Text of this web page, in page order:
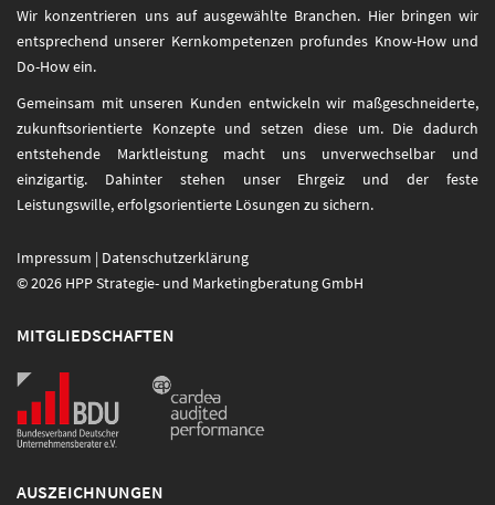
Wir konzentrieren uns auf ausgewählte Branchen. Hier bringen wir
entsprechend unserer Kernkompetenzen profundes Know-How und
Do-How ein.
Gemeinsam mit unseren Kunden entwickeln wir maßgeschneiderte,
zukunftsorientierte Konzepte und setzen diese um. Die dadurch
entstehende Marktleistung macht uns unverwechselbar und
einzigartig. Dahinter stehen unser Ehrgeiz und der feste
Leistungswille, erfolgsorientierte Lösungen zu sichern.
Impressum | Datenschutzerklärung
© 2026 HPP Strategie- und Marketingberatung GmbH
MITGLIEDSCHAFTEN
AUSZEICHNUNGEN